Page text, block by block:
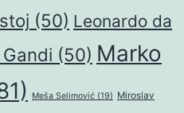
(50) Leonardo da
(50) Marko
Meša Selimović (19) Miroslav